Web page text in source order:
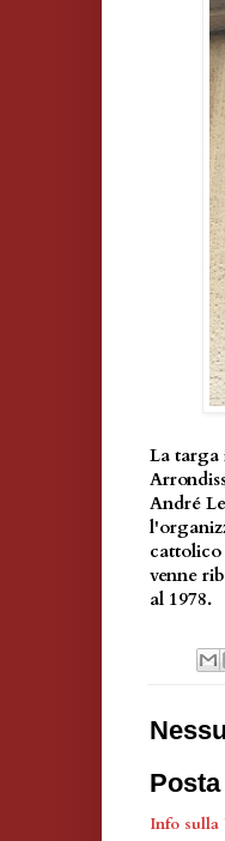
La targa
André
cattolico
venne
al 1978.
Info sulla